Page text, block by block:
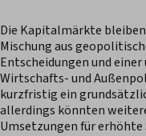
Die Kapitalmärkte
Mischung aus
Entscheidungen und
Wirtschafts- und
kurzfristig ein
allerdings könnten
Umsetzungen für erhöhte